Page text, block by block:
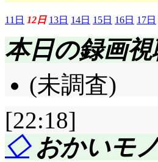
11日 12日 13日 14日 15日 16日 17日
本日の録画
(未調査)
[22:18]
◇おかいモ